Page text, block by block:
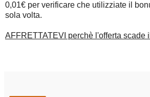
0,01€ per verificare che utilizziate il
sola volta.
AFFRETTATEVI perchè l'offerta scade